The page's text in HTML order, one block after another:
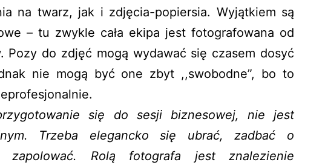
na twarz, jak i zdjęcia-popiersia. Wyjątkiem są
– tu zwykle cała ekipa jest fotografowana od
Pozy do zdjęć mogą wydawać się czasem dosyć
nie mogą być one zbyt ,,swobodne”, bo to
się do sesji biznesowej, nie jest
Trzeba elegancko się ubrać, zadbać o
Rolą fotografa jest znalezienie